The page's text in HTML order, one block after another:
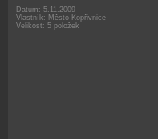
Datum: 5.11.2009
Vlastník: Město Kopřivnice
Velikost: 5 položek